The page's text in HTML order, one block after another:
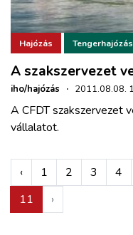
Hajózás Tengerhajózás
A szakszervezet
iho/hajózás · 2011.08.08.
A CFDT szakszervezet
vállalatot.
‹ 1 2 3 4
11
›